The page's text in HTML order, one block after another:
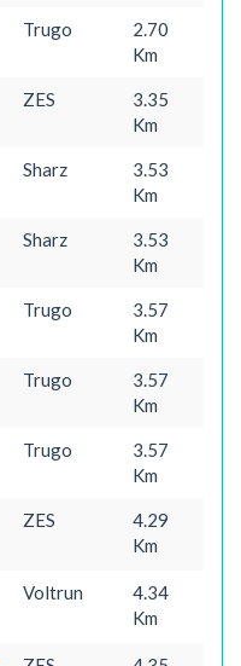
Trugo
2.70
Km
ZES
3.35
Km
Sharz
3.53
Km
Sharz
3.53
Km
Trugo
3.57
Km
Trugo
3.57
Km
Trugo
3.57
Km
ZES
4.29
Km
Voltrun
4.34
Km